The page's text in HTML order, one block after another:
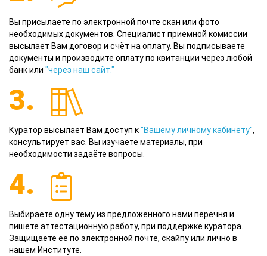
Вы присылаете по электронной почте скан или фото
необходимых документов. Специалист приемной комиссии
высылает Вам договор и счёт на оплату. Вы подписываете
документы и производите оплату по квитанции через любой
банк или "через наш сайт."
3.
Куратор высылает Вам доступ к"Вашему личному кабинету",
консультирует вас. Вы изучаете материалы, при
необходимости задаёте вопросы.
4.
Выбираете одну тему из предложенного нами перечня и
пишете аттестационную работу, при поддержке куратора.
Защищаете её по электронной почте, скайпу или лично в
нашем Институте.